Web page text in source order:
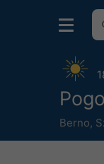
Berno,